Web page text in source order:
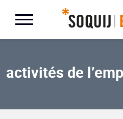
activités de